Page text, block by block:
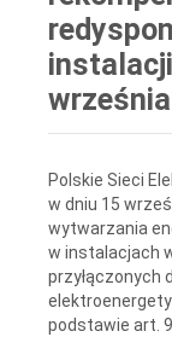
Polskie Sieci
w dniu 15
wytwarzania
w instalacjach
przyłączonych
podstawie art.